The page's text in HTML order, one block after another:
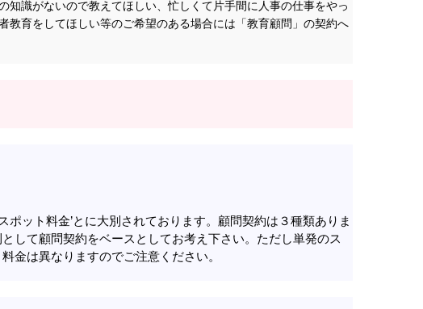
知識がないので教えてほしい、忙しくて片手間に人事の仕事をやっ
教育をしてほしい等のご希望のある場合には「教育顧問」の契約へ
ポット料金’とに大別されております。顧問契約は３種類ありま
して顧問契約をベースとしてお考え下さい。ただし単発のス
金は異なりますのでご注意ください。